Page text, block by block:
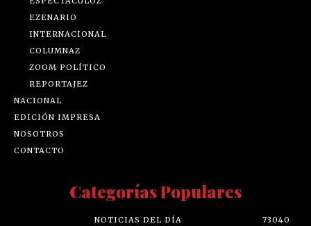
EZENARIO
INTERNACIONAL
COLUMNAZ
ZOOM POLÍTICO
REPORTAJEZ
NACIONAL
EDICIÓN IMPRESA
NOSOTROS
CONTACTO
Categorías Populares
NOTICIAS DEL DÍA
73040